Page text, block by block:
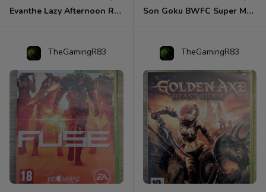
Evanthe Lazy Afternoon Red Pride of Eden Son Goku BWFC Super Master Stars
TheGamingR83 TheGamingR83